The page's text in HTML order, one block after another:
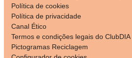
Política de cookies
Política de privacidade
Canal Ético
Termos e condições legais do ClubDIA
Pictogramas Reciclagem